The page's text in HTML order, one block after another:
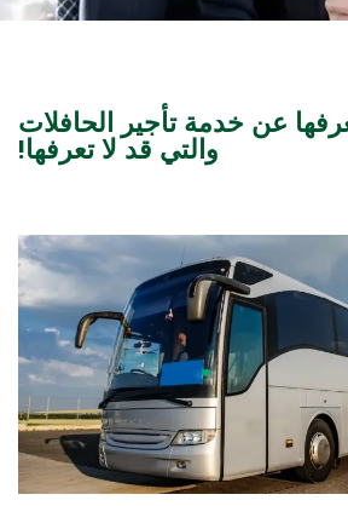
عن خدمة تأجير الحافلات
والتي قد لا تعرفها!